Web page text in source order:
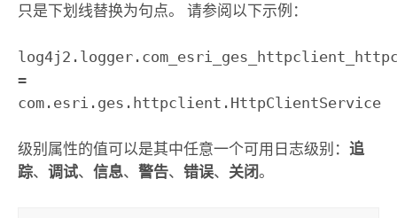
只是下划线替换为句点。 请参阅以下示例：
=
com.esri.ges.httpclient.HttpClientService
级别属性的值可以是其中任意一个可用日志级别： 追
踪、 调试、 信息、 警告、 错误、 关闭。